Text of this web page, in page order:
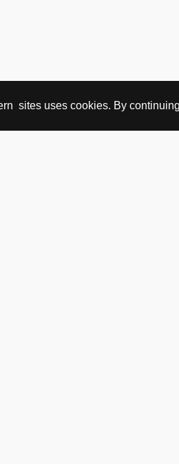
sites uses cookies. By